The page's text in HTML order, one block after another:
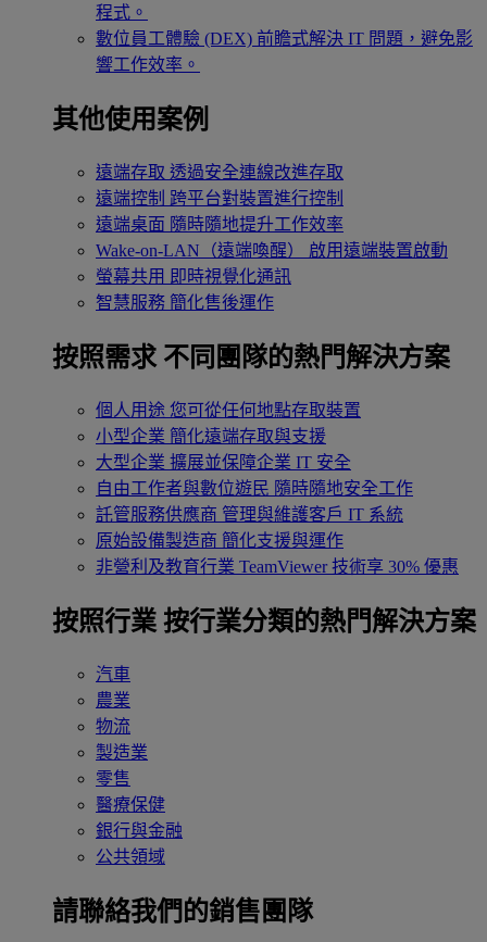
程式。
數位員工體驗 (DEX) 前瞻式解決 IT 問題，避免影
響工作效率。
其他使用案例
遠端存取 透過安全連線改進存取
遠端控制 跨平台對裝置進行控制
遠端桌面 隨時隨地提升工作效率
Wake-on-LAN（遠端喚醒）
啟用遠端裝置啟動
螢幕共用 即時視覺化通訊
智慧服務 簡化售後運作
按照需求 不同團隊的熱門解決方案
個人用途 您可從任何地點存取裝置
小型企業 簡化遠端存取與支援
大型企業 擴展並保障企業 IT 安全
自由工作者與數位遊民 隨時隨地安全工作
託管服務供應商 管理與維護客戶 IT 系統
原始設備製造商 簡化支援與運作
非營利及教育行業 TeamViewer 技術享 30% 優惠
按照行業 按行業分類的熱門解決方案
汽車
農業
物流
製造業
零售
醫療保健
銀行與金融
公共領域
請聯絡我們的銷售團隊